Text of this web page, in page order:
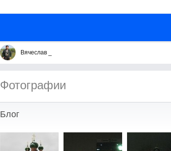
Вячеслав _
Фотографии
Блог